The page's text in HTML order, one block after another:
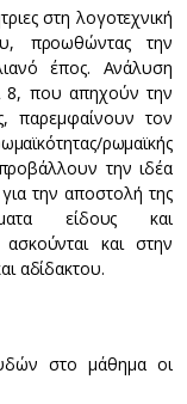
στη λογοτεχνική
προωθώντας την
έπος. Ανάλυση
8, που απηχούν την
παρεμφαίνουν τον
ρωμαϊκής
προβάλλουν την ιδέα
την αποστολή της
είδους και
ασκούνται και στην
αδίδακτου.
στο μάθημα οι